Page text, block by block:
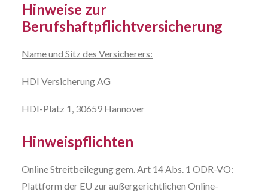
Hinweise zur
Berufshaftpflichtversicherung
Name und Sitz des Versicherers:
HDI Versicherung AG
HDI-Platz 1, 30659 Hannover
Hinweispflichten
Online Streitbeilegung gem. Art 14 Abs. 1 ODR-VO:
Plattform der EU zur außergerichtlichen Online-